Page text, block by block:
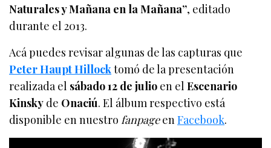
Naturales y Mañana en la Mañana”, editado
durante el 2013.
Acá puedes revisar algunas de las capturas que
Peter Haupt Hillocktomó de la presentación
realizada el sábado 12 de julio en elEscenario
Kinsky de Onaciú. El álbum respectivo está
disponible en nuestrofanpageenFacebook.